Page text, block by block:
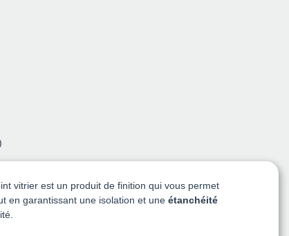
vitrier est un produit de finition qui vous permet
en garantissant une isolation et une étanchéité